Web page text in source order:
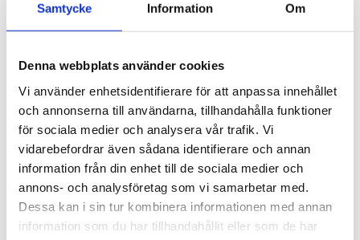
Samtycke Information Om
Denna webbplats använder cookies
Vi använder enhetsidentifierare för att anpassa innehållet
och annonserna till användarna, tillhandahålla funktioner
för sociala medier och analysera vår trafik. Vi
vidarebefordrar även sådana identifierare och annan
information från din enhet till de sociala medier och
annons- och analysföretag som vi samarbetar med.
Dessa kan i sin tur kombinera informationen med annan
information som du har tillhandahållit eller som de har
Material
Linne
Färg insida
Vit
Ringfäste